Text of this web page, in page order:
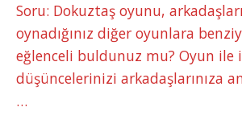
Soru: Dokuztaş oyunu,
oynadığınız diğer oyunlara
eğlenceli buldunuz mu? Oyun ile
düşüncelerinizi arkadaşlarınıza
…